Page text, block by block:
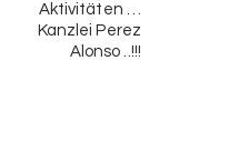
Aktivitäten …
Kanzlei Perez
Alonso ..!!!